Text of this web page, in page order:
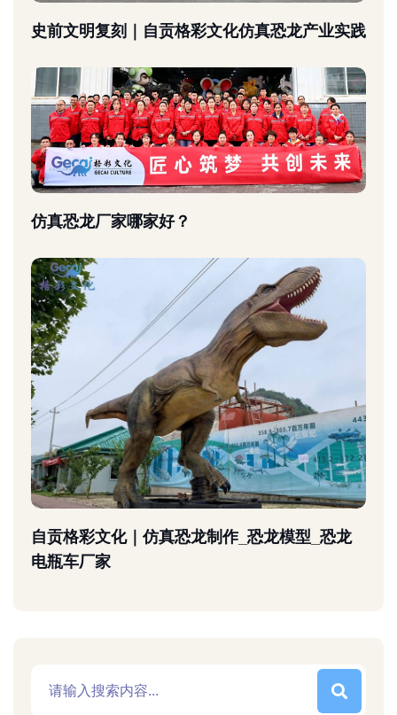
史前文明复刻｜自贡格彩文化仿真恐龙产业实践
仿真恐龙厂家哪家好？
自贡格彩文化｜仿真恐龙制作_恐龙模型_恐龙
电瓶车厂家